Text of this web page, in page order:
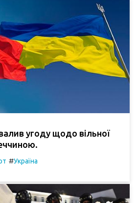
угоду щодо вільної
#Україна